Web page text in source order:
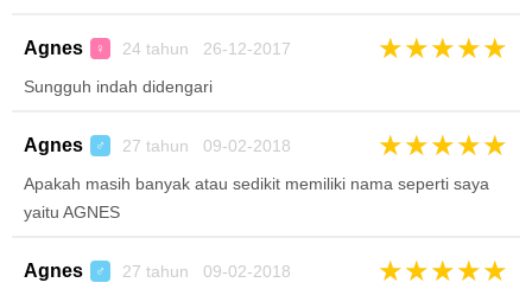
Agnes ♀ 24 tahun 26-12-2017 ★★★★★
Sungguh indah didengari
Agnes ♂ 27 tahun 09-02-2018 ★★★★★
Apakah masih banyak atau sedikit memiliki nama seperti saya
yaitu AGNES
Agnes ♂ 27 tahun 09-02-2018 ★★★★★